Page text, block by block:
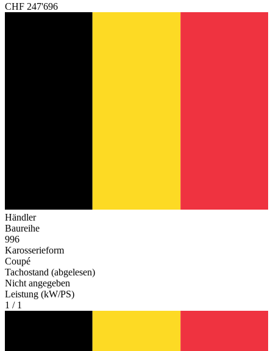
CHF 247'696
Händler
Baureihe
996
Karosserieform
Coupé
Tachostand (abgelesen)
Nicht angegeben
Leistung (kW/PS)
1 / 1